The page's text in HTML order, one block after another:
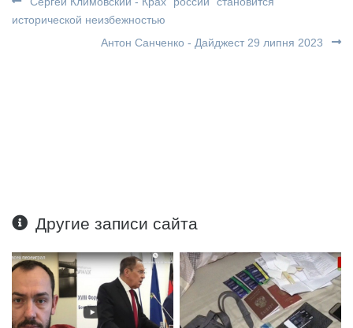
исторической неизбежностью
Антон Санченко - Дайджест 29 липня 2023
Другие записи сайта